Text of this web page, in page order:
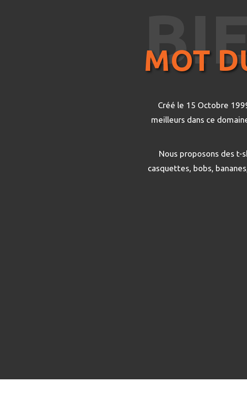
MOT
Créé le 15 Octobre
meilleurs dans ce
Nous proposons des t-
casquettes, bobs,